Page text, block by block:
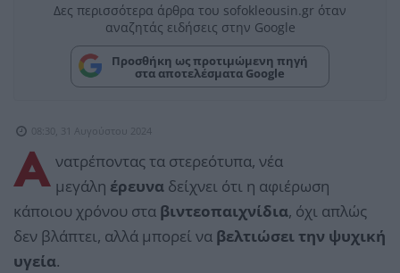
Δες περισσότερα άρθρα του sofokleousin.gr όταν
αναζητάς ειδήσεις στην Google
Προσθήκη ως προτιμώμενη πηγή
στα αποτελέσματα Google
08:30, 31 Αυγούστου 2024
Α νατρέποντας τα στερεότυπα, νέα
μεγάλη έρευνα δείχνει ότι η αφιέρωση
κάποιου χρόνου στα βιντεοπαιχνίδια, όχι απλώς
δεν βλάπτει, αλλά μπορεί να βελτιώσει την ψυχική
υγεία.